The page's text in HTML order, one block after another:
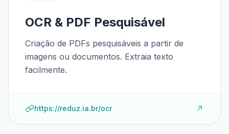
OCR & PDF Pesquisável
Criação de PDFs pesquisáveis a partir de
imagens ou documentos. Extraia texto
facilmente.
https://reduz.ia.br/ocr